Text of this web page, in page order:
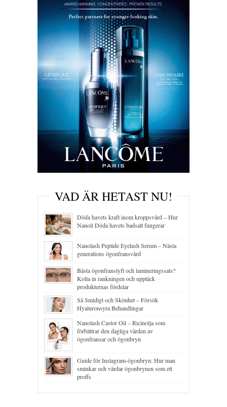
VAD ÄR HETAST NU!
Döda havets kraft inom kroppsvård – Hur
Nanoil Döda havets badsalt fungerar
Nanolash Peptide Eyelash Serum – Nästa
generations ögonfransvård
Bästa ögonfranslyft och lamineringssats?
Kolla in rankningen och upptäck
produkternas fördelar
Så Smidigt och Skönhet – Försök
Hyaluronsyra Behandlingar
Nanolash Castor Oil – Ricinolja som
förbättrar den dagliga vården av
ögonfransar och ögonbryn
Guide för Instagram-ögonbryn: Hur man
sminkar och vårdar ögonbrynen som ett
proffs